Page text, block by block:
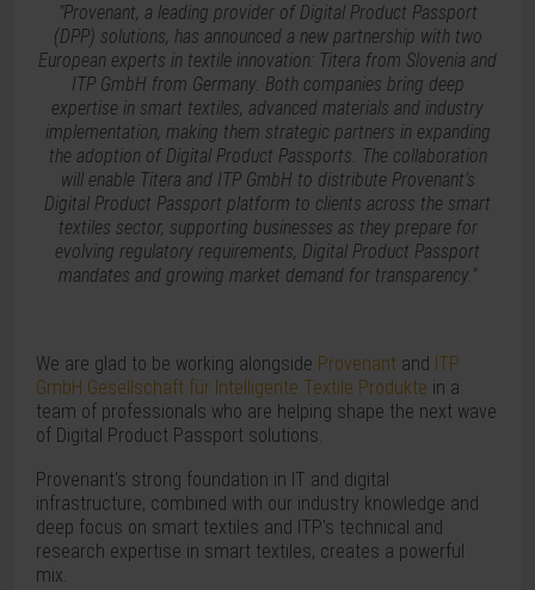
"Provenant, a leading provider of Digital Product Passport
(DPP) solutions, has announced a new partnership with two
European experts in textile innovation: Titera from Slovenia and
ITP GmbH from Germany. Both companies bring deep
expertise in smart textiles, advanced materials and industry
implementation, making them strategic partners in expanding
the adoption of Digital Product Passports. The collaboration
will enable Titera and ITP GmbH to distribute Provenant’s
Digital Product Passport platform to clients across the smart
textiles sector, supporting businesses as they prepare for
evolving regulatory requirements, Digital Product Passport
mandates and growing market demand for transparency."
We are glad to be working alongside Provenant and ITP
GmbH Gesellschaft für Intelligente Textile Produkte in a
team of professionals who are helping shape the next wave
of Digital Product Passport solutions.
Provenant's strong foundation in IT and digital
infrastructure, combined with our industry knowledge and
deep focus on smart textiles and ITP's technical and
research expertise in smart textiles, creates a powerful
mix.